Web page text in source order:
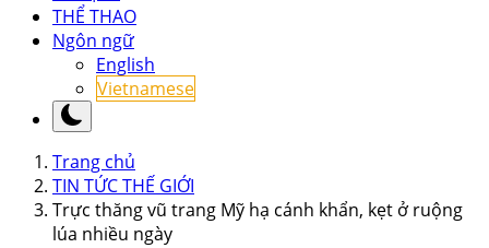
THỂ THAO
Ngôn ngữ
English
Vietnamese
Trang chủ
TIN TỨC THẾ GIỚI
Trực thăng vũ trang Mỹ hạ cánh khẩn, kẹt ở ruộng
lúa nhiều ngày